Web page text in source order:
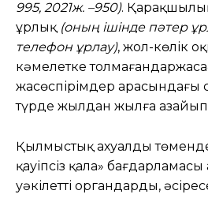
995, 2021ж. –950).
ұрлық (оның ішінде пәтер
телефон ұрлау), жол-көлік
кәмелетке
жасөспірімдер арасындағы
түрде жылдан жылға азайып
Қылмыстық ахуалдың
қауіпсіз қала»
уәкілетті органдардың,